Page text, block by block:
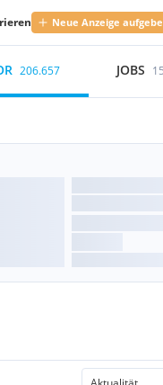
Neue Anzeige
206.657 JOBS